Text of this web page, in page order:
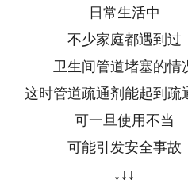
日常生活中
不少家庭都遇到过
卫生间管道堵塞的情
这时管道疏通剂能起到疏
可一旦使用不当
可能引发安全事故
↓↓↓